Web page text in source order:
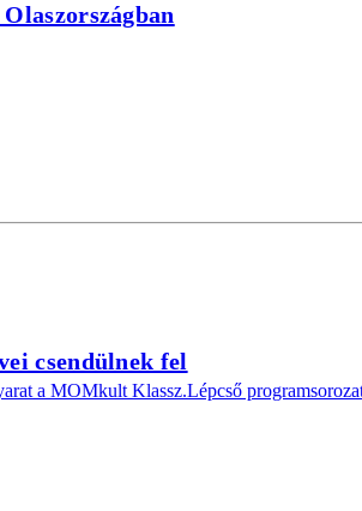
csendülnek fel
a MOMkult Klassz.Lépcső